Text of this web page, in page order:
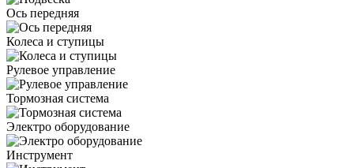
Ось передняя
Колеса и ступицы
Рулевое управление
Тормозная система
Электро оборудование
Инструмент